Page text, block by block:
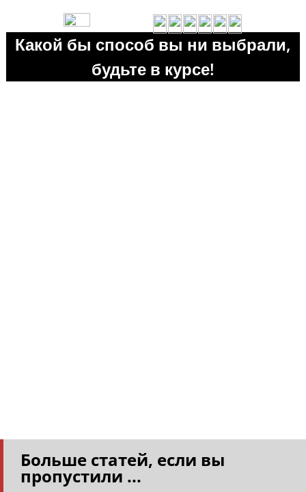
Какой бы способ вы ни выбрали,
будьте в курсе!
Больше статей, если вы
пропустили ...